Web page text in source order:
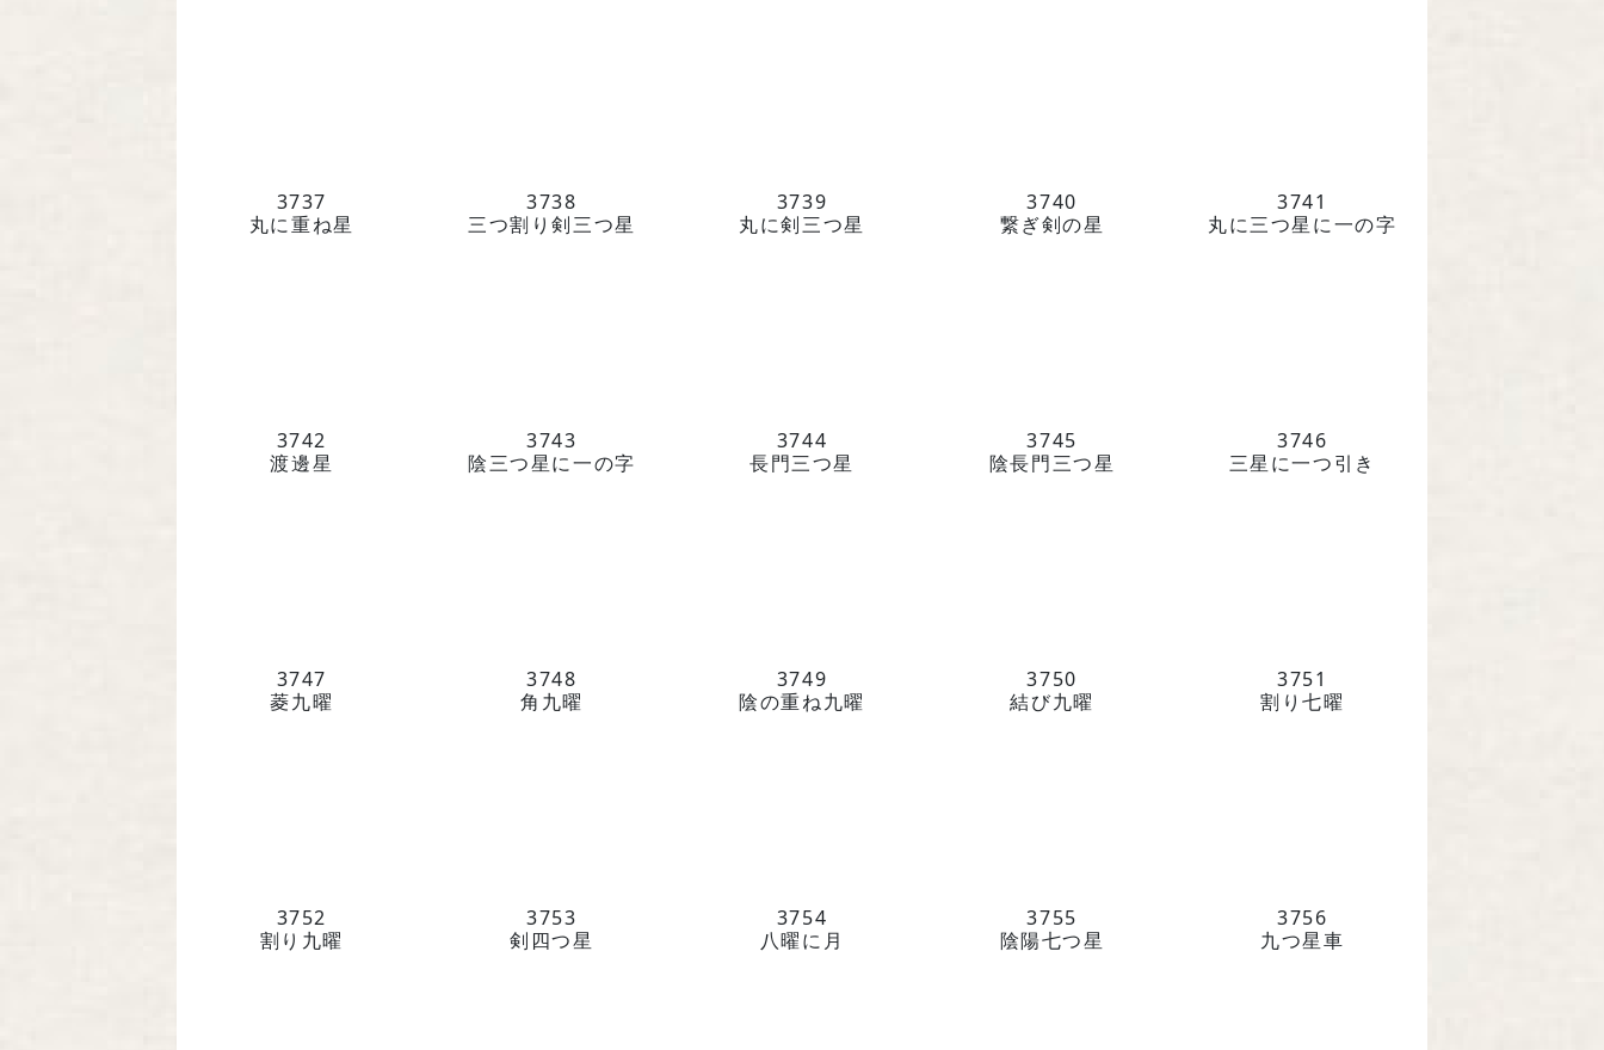
3737
丸に重ね星
3738
三つ割り剣三つ星
3739
丸に剣三つ星
3740
繋ぎ剣の星
3741
丸に三つ星に一の字
3742
渡邊星
3743
陰三つ星に一の字
3744
長門三つ星
3745
陰長門三つ星
3746
三星に一つ引き
3747
菱九曜
3748
角九曜
3749
陰の重ね九曜
3750
結び九曜
3751
割り七曜
3752
割り九曜
3753
剣四つ星
3754
八曜に月
3755
陰陽七つ星
3756
九つ星車